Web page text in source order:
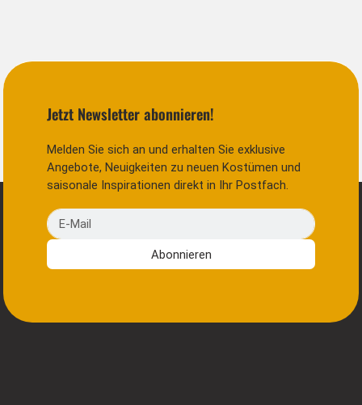
Jetzt Newsletter abonnieren!
Melden Sie sich an und erhalten Sie exklusive
Angebote, Neuigkeiten zu neuen Kostümen und
saisonale Inspirationen direkt in Ihr Postfach.
E-Mail
Abonnieren